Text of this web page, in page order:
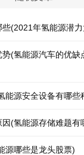
(2021年氢能源潜
(氢能源汽车的优缺
能源安全设备有哪些
(氢能源存储难题有
源哪些是龙头股票)